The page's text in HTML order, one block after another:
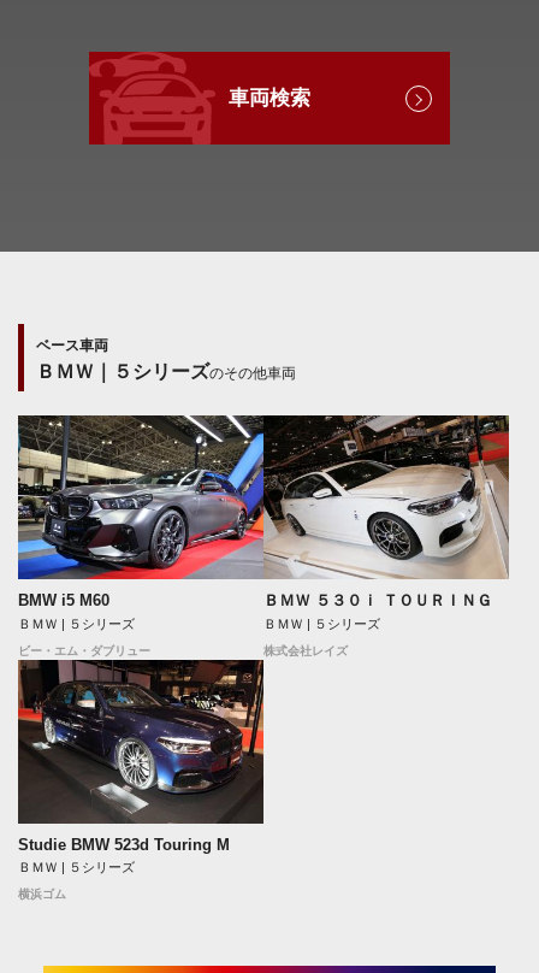
車両検索
ベース車両
ＢＭＷ｜５シリーズのその他車両
BMW i5 M60
ＢＭＷ | ５シリーズ
ビー・エム・ダブリュー
ＢＭＷ ５３０ｉ ＴＯＵＲＩＮＧ
ＢＭＷ | ５シリーズ
株式会社レイズ
Studie BMW 523d Touring M
ＢＭＷ | ５シリーズ
横浜ゴム